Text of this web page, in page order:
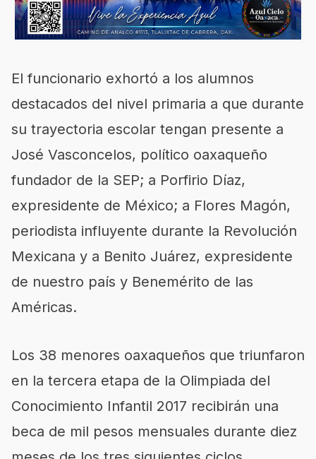
El funcionario exhortó a los alumnos
destacados del nivel primaria a que durante
su trayectoria escolar tengan presente a
José Vasconcelos, político oaxaqueño
fundador de la SEP; a Porfirio Díaz,
expresidente de México; a Flores Magón,
periodista influyente durante la Revolución
Mexicana y a Benito Juárez, expresidente
de nuestro país y Benemérito de las
Américas.
Los 38 menores oaxaqueños que triunfaron
en la tercera etapa de la Olimpiada del
Conocimiento Infantil 2017 recibirán una
beca de mil pesos mensuales durante diez